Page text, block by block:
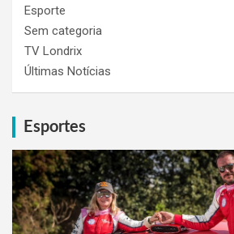
Esporte
Sem categoria
TV Londrix
Últimas Notícias
Esportes